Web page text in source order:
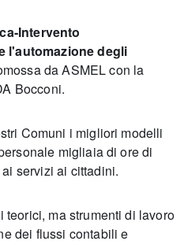
Intervento
l'automazione degli
da ASMEL con la
Bocconi.
Comuni i migliori modelli
migliaia di ore di
servizi ai cittadini.
teorici, ma strumenti di lavoro
dei flussi contabili e